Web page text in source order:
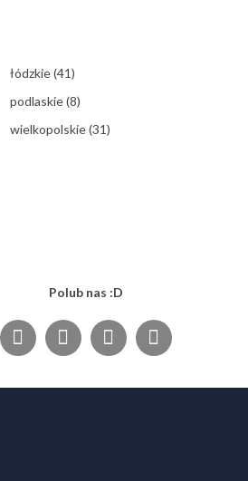
łódzkie(41)
podlaskie(8)
wielkopolskie(31)
Polub nas :D